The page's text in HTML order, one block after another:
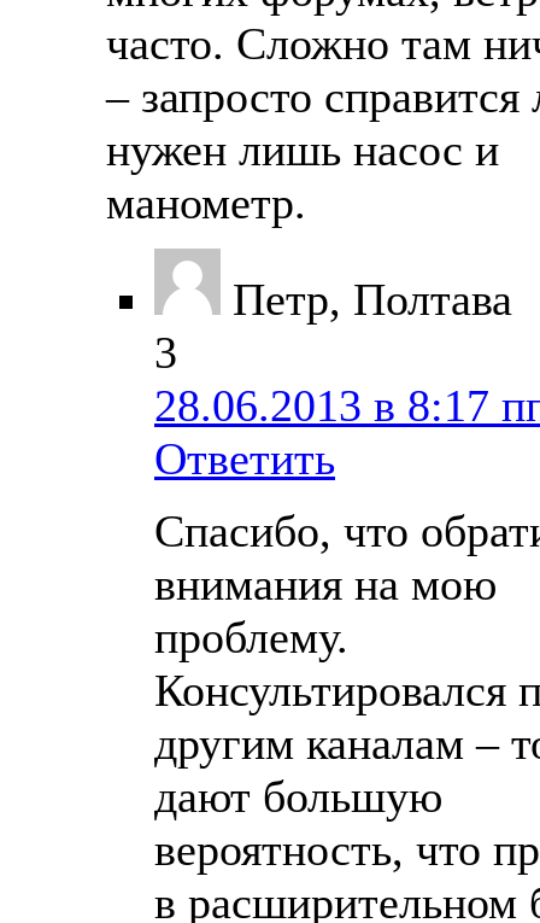
часто. Сложно там
– запросто
нужен лишь насос и
манометр.
Петр, Полтава
3
28.06.2013 в 8:17
Ответить
Спасибо, что
внимания на мою
проблему.
Консультировался
другим каналам –
дают большую
вероятность, что
в расширительном